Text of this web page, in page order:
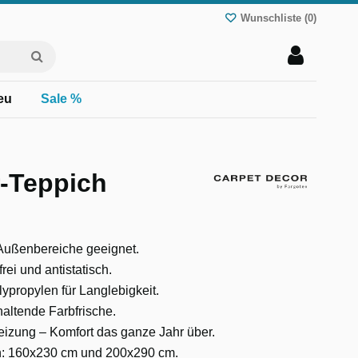
Wunschliste (0)
Sale %
Teppich
geeignet.
und antistatisch.
für Langlebigkeit.
Farbfrische.
– Komfort das ganze Jahr über.
160x230 cm und 200x290 cm.